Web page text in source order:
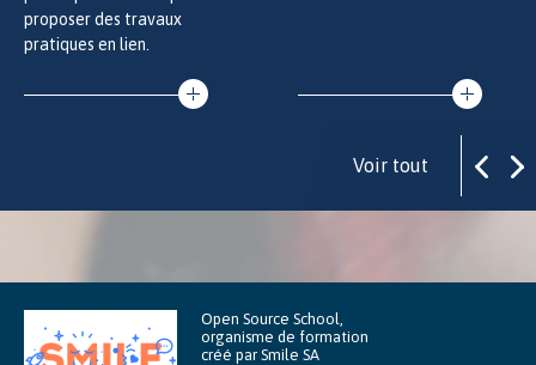
proposer des travaux
pratiques en lien.
Voir tout
Open Source School,
organisme de formation
créé par Smile SA